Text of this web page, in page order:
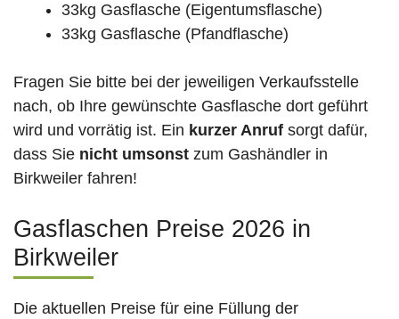
33kg Gasflasche (Eigentumsflasche)
33kg Gasflasche (Pfandflasche)
Fragen Sie bitte bei der jeweiligen Verkaufsstelle
nach, ob Ihre gewünschte Gasflasche dort geführt
wird und vorrätig ist. Ein kurzer Anruf sorgt dafür,
dass Sie nicht umsonst zum Gashändler in
Birkweiler fahren!
Gasflaschen Preise 2026 in
Birkweiler
Die aktuellen Preise für eine Füllung der